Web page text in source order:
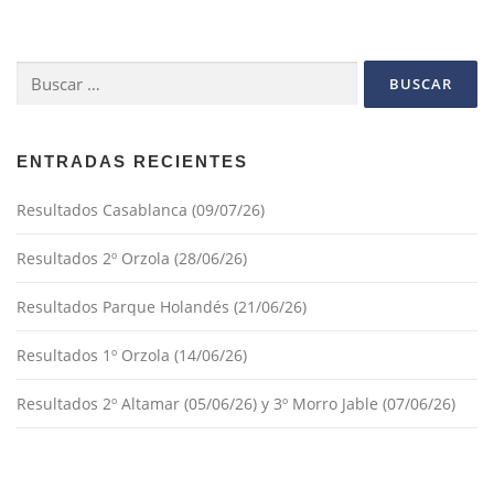
ENTRADAS RECIENTES
Resultados Casablanca (09/07/26)
Resultados 2º Orzola (28/06/26)
Resultados Parque Holandés (21/06/26)
Resultados 1º Orzola (14/06/26)
Resultados 2º Altamar (05/06/26) y 3º Morro Jable (07/06/26)